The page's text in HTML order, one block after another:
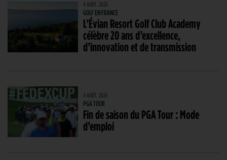
4 AOÛT. 2026
GOLF EN FRANCE
L’Évian Resort Golf Club Academy
célèbre 20 ans d’excellence,
d’innovation et de transmission
4 AOÛT. 2026
PGA TOUR
Fin de saison du PGA Tour : Mode
d’emploi